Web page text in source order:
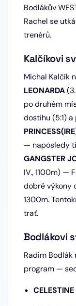
Bodlákův
Rachel se
trenérů.
Kalčíkovi
Michal Kalčík
LEONARDA
po druhém
dostihu (5:1)
— naposledy
GANGSTER
IV., 1100m) —
dobré výkony
1300m.
trať.
Bodlákovi
Radim
program —
CELESTINE